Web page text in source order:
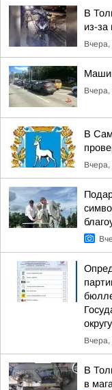
В
из-
Вчера,
Вчера,
В
Вчера,
округу
Вчера,
В
в